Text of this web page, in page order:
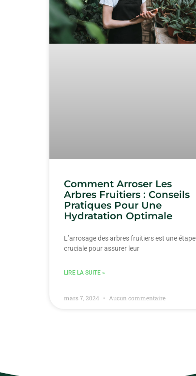
Comment Arroser Les
Arbres Fruitiers : Conseils
Pratiques Pour Une
Hydratation Optimale
L’arrosage des arbres fruitiers est une étape
cruciale pour assurer leur
LIRE LA SUITE »
mars 7, 2024 Aucun commentaire